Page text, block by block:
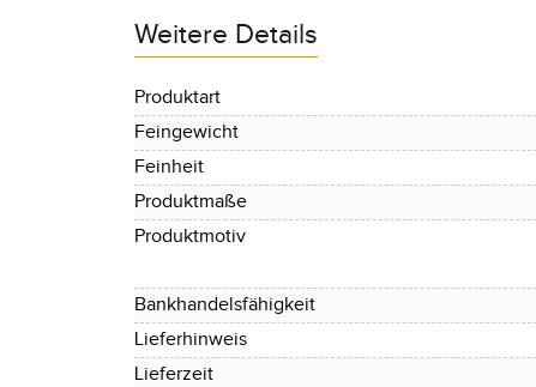
Weitere Details
Produktart
Feingewicht
Feinheit
Produktmaße
Produktmotiv
Bankhandelsfähigkeit
Lieferhinweis
Lieferzeit